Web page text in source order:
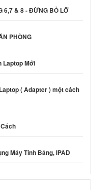
6,7 & 8 - ĐỪNG BỎ LỠ
PHÒNG
Laptop Mới
( Adapter ) một cách
Máy Tính Bảng, IPAD